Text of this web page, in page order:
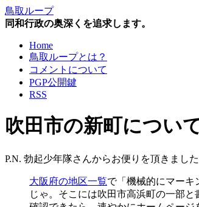
鳥取ループ
同和行政の奥深くを追求します。
Home
鳥取ループとは？
コメントについて
PGP公開鍵
RSS
吹田市の新町につい
P.N. 勃起少年隊さんからお便りを頂きました
大阪府の地区一覧で「機械的にマー
じゃ。そこには吹田市高浜町の一部